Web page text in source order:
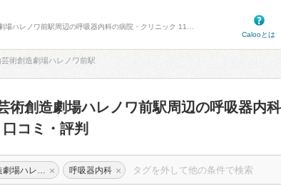
Calooとは
術創造劇場ハレノワ前駅
術創造劇場ハレノワ前駅周辺の呼吸器内
口コミ・評判
× 呼吸器内科 ×